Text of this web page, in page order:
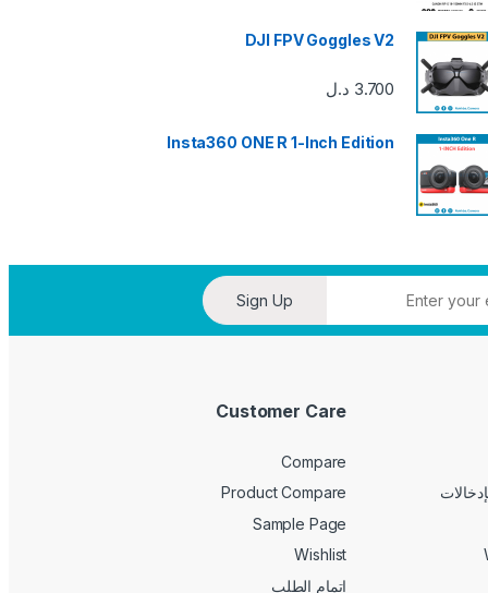
DJI FPV Goggles V2
3.700 د.ل
Insta360 ONE R 1-Inch Edition
Sign Up
Customer Care
Compare
Product Compare
Sample Page
Wishlist
إتمام الطلب